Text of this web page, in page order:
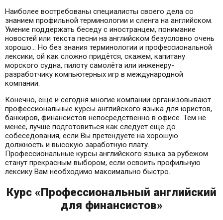
Наиболее востребованы специалисты своего дела со
знанием профильной терминологии и сленга на английском.
Умение поддержать беседу с иностранцем, понимание
новостей или текста песни на английском безусловно очень
хорошо… Но без знания терминологии и профессиональной
лексики, ой как сложно придётся, скажем, капитану
морского судна, пилоту самолёта или инженеру-
разработчику компьютерных игр в международной
компании.
Конечно, ещё и сегодня многие компании организовывают
профессиональные курсы английского языка для юристов,
банкиров, финансистов непосредственно в офисе. Тем не
менее, лучше подготовиться как следует ещё до
собеседования, если Вы претендуете на хорошую
должность и высокую заработную плату.
Профессиональные курсы английского языка за рубежом
станут прекрасным выбором, если освоить профильную
лексику Вам необходимо максимально быстро.
Курс «Профессиональный английский
для финансистов»